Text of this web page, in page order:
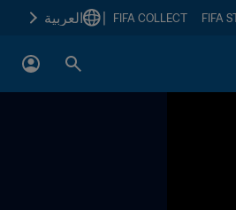
FIFA
FIFA COLLECT العربية